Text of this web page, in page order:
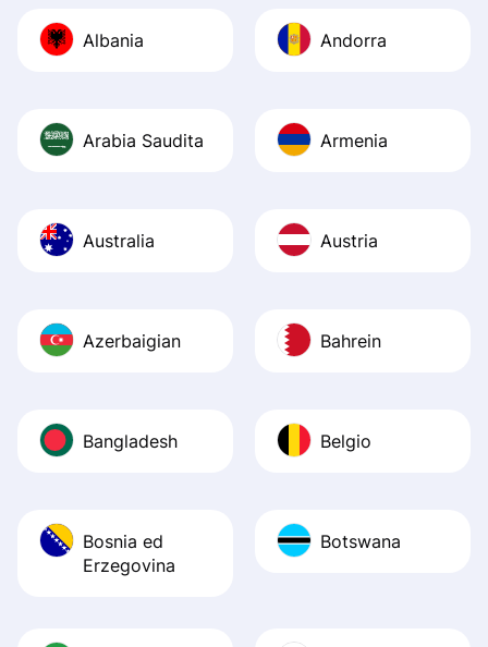
Recommend it!
Albania Andorra
Arabia Saudita Armenia
Australia Austria
Azerbaigian Bahrein
Bangladesh Belgio
Bosnia ed
Erzegovina
Botswana